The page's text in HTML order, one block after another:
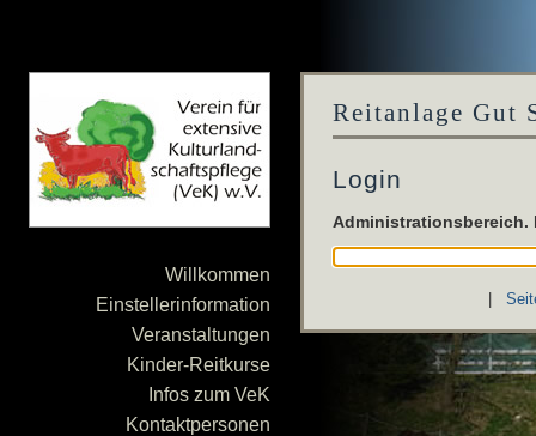
Willkommen
Einstellerinformation
Veranstaltungen
Kinder-Reitkurse
Infos zum VeK
Kontaktpersonen
Reitanlage Gut
Login
Administrationsbereich.